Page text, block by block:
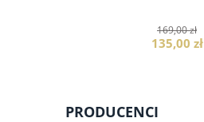
169,00 zł
135,00 zł
PRODUCENCI